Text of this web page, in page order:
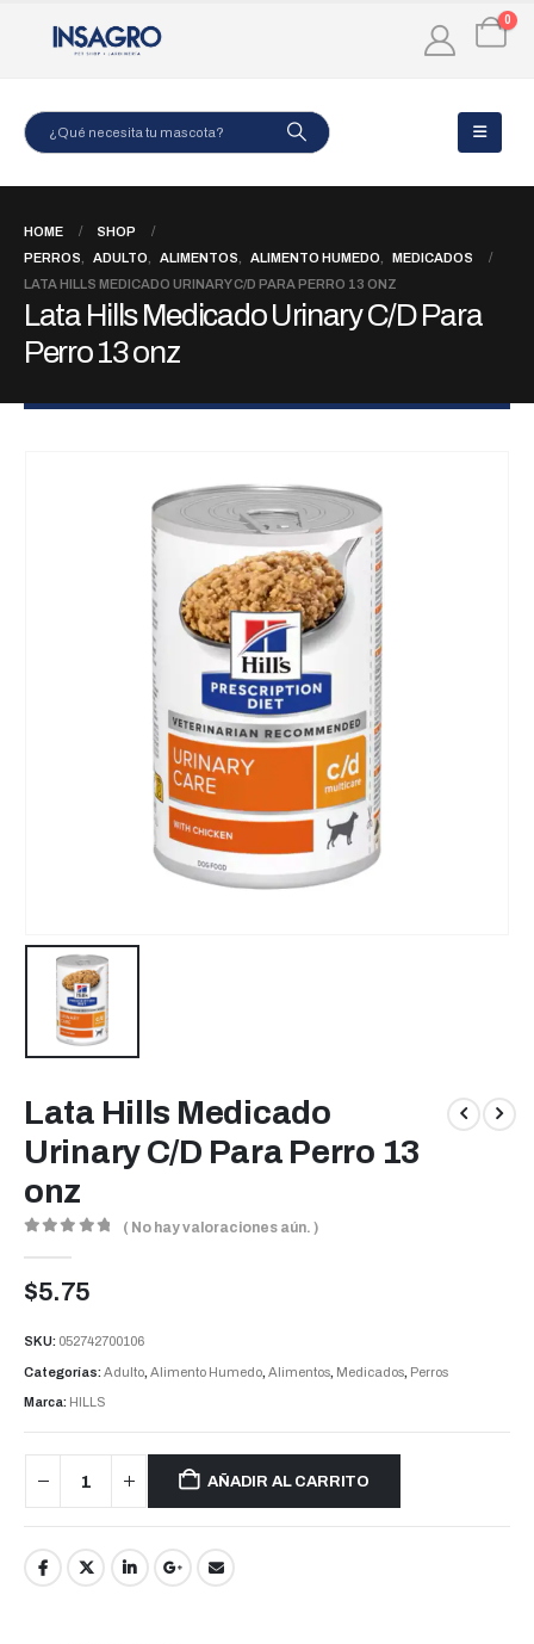
0
HOME
SHOP
PERROS
ADULTO ALIMENTOS ALIMENTO HUMEDO
MEDICADOS
LATA HILLS MEDICADO URINARY C/D PARA PERRO 13 ONZ
Lata Hills Medicado Urinary C/D Para
Perro 13 onz
Lata Hills Medicado
Urinary C/D Para Perro 13
onz
( No hay valoraciones aún. )
$5.75
SKU: 052742700106
Categorías:Adulto, Alimento Humedo, Alimentos, Medicados, Perros
Marca: HILLS
AÑADIR AL CARRITO